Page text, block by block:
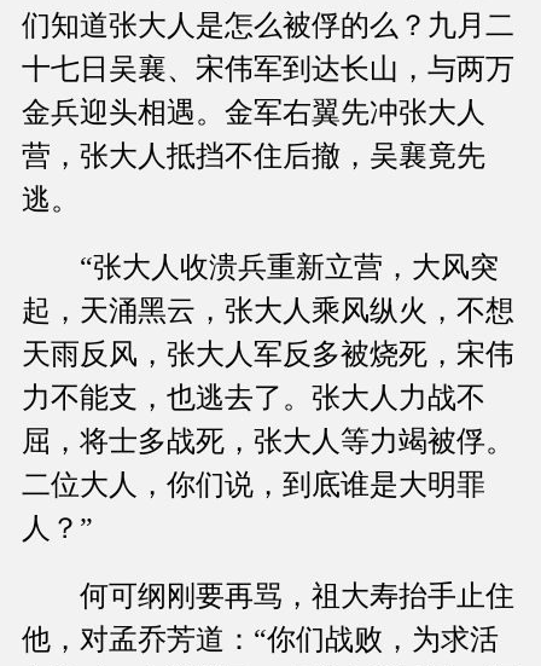
们知道张大人是怎么被俘的么？九月二
十七日吴襄、宋伟军到达长山，与两万
金兵迎头相遇。金军右翼先冲张大人
营，张大人抵挡不住后撤，吴襄竟先
逃。
“张大人收溃兵重新立营，大风突
起，天涌黑云，张大人乘风纵火，不想
天雨反风，张大人军反多被烧死，宋伟
力不能支，也逃去了。张大人力战不
屈，将士多战死，张大人等力竭被俘。
二位大人，你们说，到底谁是大明罪
人？”
何可纲刚要再骂，祖大寿抬手止住
他，对孟乔芳道：“你们战败，为求活